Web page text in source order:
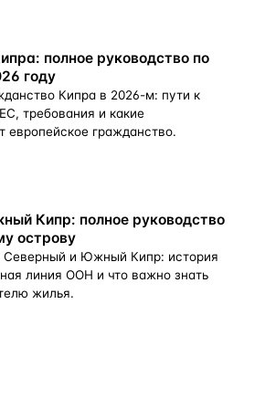
полное руководство по
году
Кипра в 2026-м: пути к
требования и какие
европейское гражданство.
Кипр: полное руководство
острову
Северный и Южный Кипр: история
линия ООН и что важно знать
жилья.